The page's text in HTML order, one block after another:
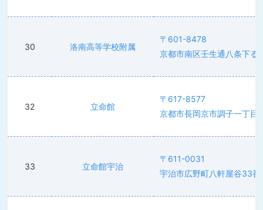
30 洛南高等学校附属
〒601-8478
京都市南区壬生通八条下る
32 立命館
〒617-8577
京都市長岡京市調子一丁目
33 立命館宇治
〒611-0031
宇治市広野町八軒屋谷33番